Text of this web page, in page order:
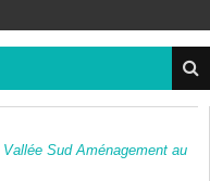
Sud Aménagement au